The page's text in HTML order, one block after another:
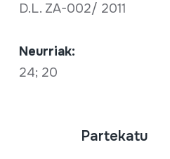
D.L. ZA-002/ 2011
Neurriak:
24; 20
Partekatu